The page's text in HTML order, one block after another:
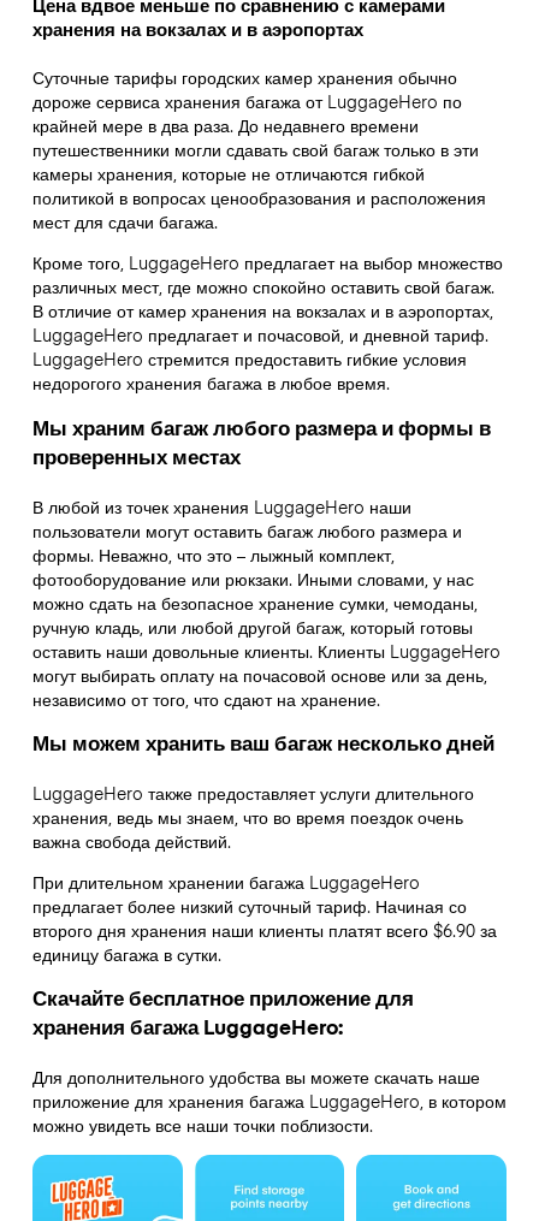
Цена вдвое меньше по сравнению с камерами
хранения на вокзалах и в аэропортах
Суточные тарифы городских камер хранения обычно
дороже сервиса хранения багажа от LuggageHero по
крайней мере в два раза. До недавнего времени
путешественники могли сдавать свой багаж только в эти
камеры хранения, которые не отличаются гибкой
политикой в вопросах ценообразования и расположения
мест для сдачи багажа.
Кроме того, LuggageHero предлагает на выбор множество
различных мест, где можно спокойно оставить свой багаж.
В отличие от камер хранения на вокзалах и в аэропортах,
LuggageHero предлагает и почасовой, и дневной тариф.
LuggageHero стремится предоставить гибкие условия
недорогого хранения багажа в любое время.
Мы храним багаж любого размера и формы в
проверенных местах
В любой из точек хранения LuggageHero наши
пользователи могут оставить багаж любого размера и
формы. Неважно, что это – лыжный комплект,
фотооборудование или рюкзаки. Иными словами, у нас
можно сдать на безопасное хранение сумки, чемоданы,
ручную кладь, или любой другой багаж, который готовы
оставить наши довольные клиенты. Клиенты LuggageHero
могут выбирать оплату на почасовой основе или за день,
независимо от того, что сдают на хранение.
Мы можем хранить ваш багаж несколько дней
LuggageHero также предоставляет услуги длительного
хранения, ведь мы знаем, что во время поездок очень
важна свобода действий.
При длительном хранении багажа LuggageHero
предлагает более низкий суточный тариф. Начиная со
второго дня хранения наши клиенты платят всего $6.90 за
единицу багажа в сутки.
Скачайте бесплатное приложение для
хранения багажа LuggageHero:
Для дополнительного удобства вы можете скачать наше
приложение для хранения багажа LuggageHero, в котором
можно увидеть все наши точки поблизости.